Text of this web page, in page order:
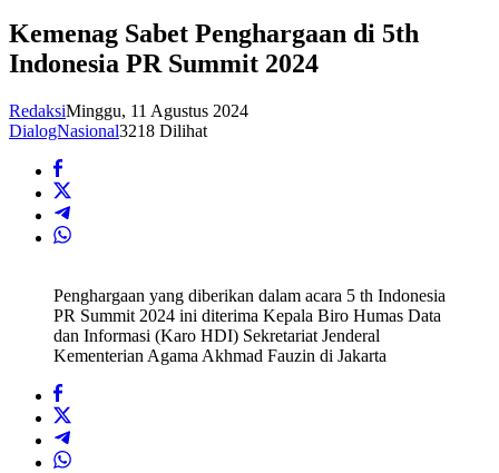
Kemenag Sabet Penghargaan di 5th
Indonesia PR Summit 2024
RedaksiMinggu, 11 Agustus 2024
DialogNasional3218 Dilihat
Penghargaan yang diberikan dalam acara 5 th Indonesia
PR Summit 2024 ini diterima Kepala Biro Humas Data
dan Informasi (Karo HDI) Sekretariat Jenderal
Kementerian Agama Akhmad Fauzin di Jakarta